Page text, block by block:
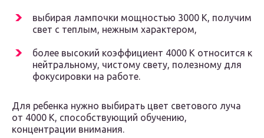
выбирая лампочки мощностью 3000 K, получим
свет с теплым, нежным характером,
более высокий коэффициент 4000 К относится к
нейтральному, чистому свету, полезному для
фокусировки на работе.
Для ребенка нужно выбирать цвет светового луча
от 4000 К, способствующий обучению,
концентрации внимания.